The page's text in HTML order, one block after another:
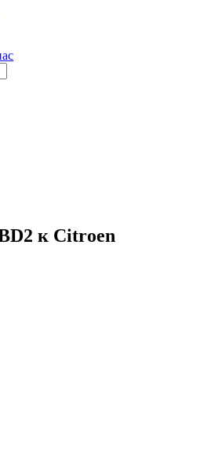
к Citroen